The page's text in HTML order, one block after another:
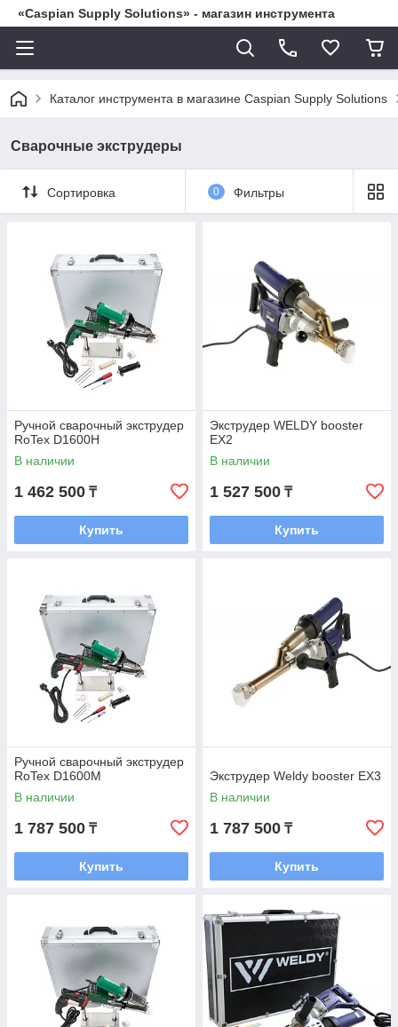
«Caspian Supply Solutions» - магазин инструмента
Каталог инструмента в магазине Caspian Supply Solutions
Сварочные экструдеры
Сортировка 0 Фильтры
Ручной сварочный экструдер
RoTex D1600H
В наличии
1 462 500 ₸
Купить
Экструдер WELDY booster
EX2
В наличии
1 527 500 ₸
Купить
Ручной сварочный экструдер
RoTex D1600M
В наличии
1 787 500 ₸
Купить
Экструдер Weldy booster EX3
В наличии
1 787 500 ₸
Купить